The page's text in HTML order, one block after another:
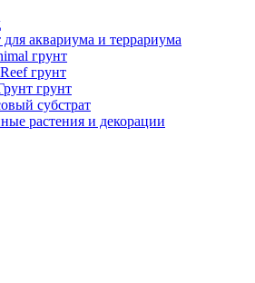
для аквариума и террариума
грунт
грунт
грунт
субстрат
растения и декорации